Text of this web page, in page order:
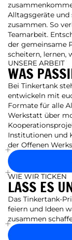
Alltagsgeräte und
zusammen. So
Teamarbeit.
der gemeinsame
scheitern, lernen,
UNSERE ARBEIT
WAS
Bei Tinkertank
entwickeln mit
Formate für alle
Werkstatt über
Institutionen und
der Offenen
WIE WIR TICKEN
LASS ES
Das Tinkertank-
feiern und Ideen
zusammen